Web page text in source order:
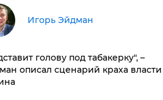
Игорь Эйдман
голову под табакерку", –
описал сценарий краха власти